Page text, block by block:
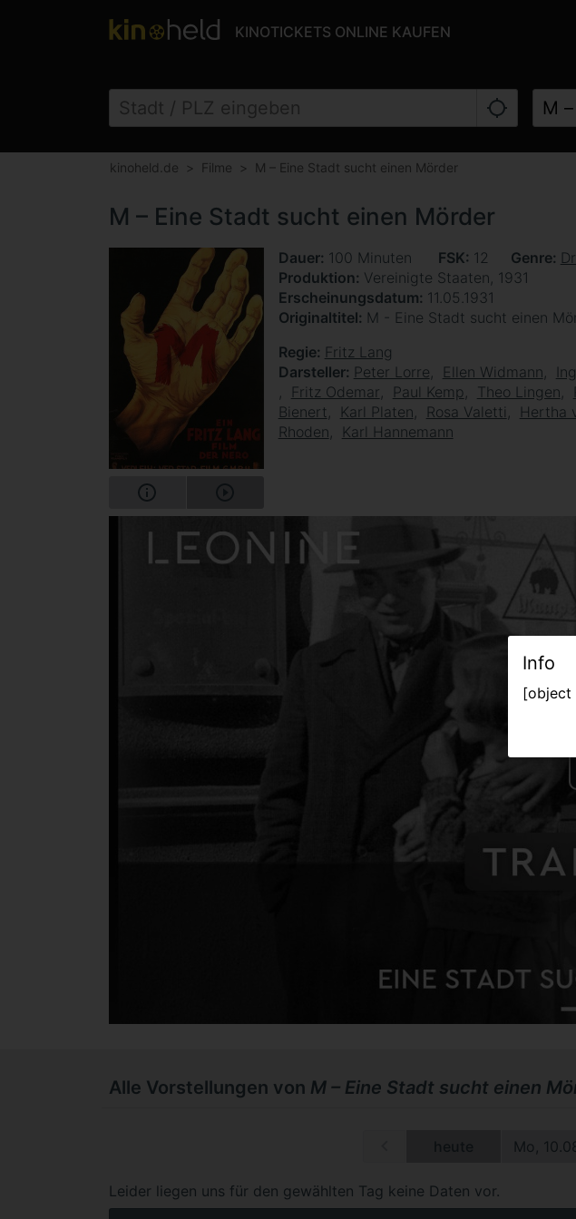
KINOTICKETS ONLINE KAUFEN
kinoheld.de Filme M – Eine Stadt sucht einen Mörder
M – Eine Stadt sucht einen Mörder
Dauer 100 Minuten FSK 12 Genre
Produktion Vereinigte Staaten, 1931
Erscheinungsdatum 11.05.1931
Originaltitel M - Eine Stadt sucht einen
Regie Fritz Lang
Darsteller Peter Lorre Ellen Widmann
Fritz Odemar
Paul Kemp Theo Lingen
Bienert
Karl Platen Rosa Valetti Hertha
Rhoden
Karl Hannemann
Alle Vorstellungen von M – Eine Stadt sucht einen
Mo,
Leider liegen uns für den gewählten Tag keine Daten vor.
Info
[object